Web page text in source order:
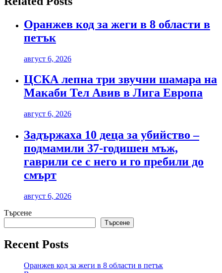
Оранжев код за жеги в 8 области в
петък
август 6, 2026
ЦСКА лепна три звучни шамара на
Макаби Тел Авив в Лига Европа
август 6, 2026
Задържаха 10 деца за убийство –
подмамили 37-годишен мъж,
гаврили се с него и го пребили до
смърт
август 6, 2026
Търсене
Търсене
Recent Posts
Оранжев код за жеги в 8 области в петък